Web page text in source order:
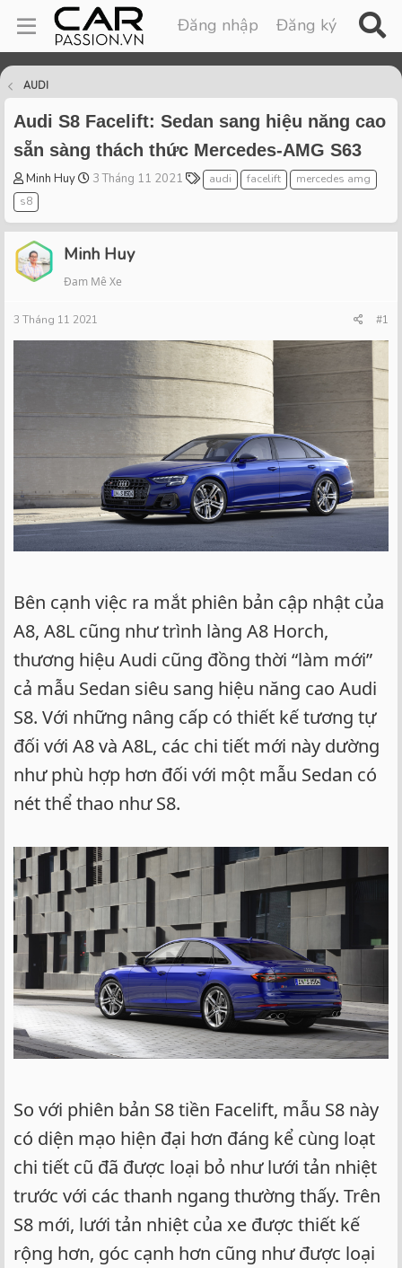
Đăng nhập Đăng ký
AUDI
Audi S8 Facelift: Sedan sang hiệu năng cao
sẵn sàng thách thức Mercedes-AMG S63
T
h
r
e
a
d
s
a
r
e
Minh Huy
S
r
t
a
e
3 Tháng 11 2021
T
a
s
audi facelift
mercedes amg
s8
Minh Huy
Đam Mê Xe
3 Tháng 11 2021 #1
Bên cạnh việc ra mắt phiên bản cập nhật của
A8, A8L cũng như trình làng A8 Horch,
thương hiệu Audi cũng đồng thời “làm mới”
cả mẫu Sedan siêu sang hiệu năng cao Audi
S8. Với những nâng cấp có thiết kế tương tự
đối với A8 và A8L, các chi tiết mới này dường
như phù hợp hơn đối với một mẫu Sedan có
nét thể thao như S8.
So với phiên bản S8 tiền Facelift, mẫu S8 này
có diện mạo hiện đại hơn đáng kể cùng loạt
chi tiết cũ đã được loại bỏ như lưới tản nhiệt
trước với các thanh ngang thường thấy. Trên
S8 mới, lưới tản nhiệt của xe được thiết kế
rộng hơn, góc cạnh hơn cũng như được loại